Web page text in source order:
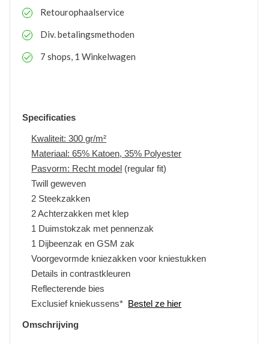
Retourophaalservice
Div. betalingsmethoden
7 shops, 1 Winkelwagen
Specificaties
Kwaliteit: 300 gr/m²
Materiaal: 65% Katoen, 35% Polyester
Pasvorm: Recht model (regular fit)
Twill geweven
2 Steekzakken
2 Achterzakken met klep
1 Duimstokzak met pennenzak
1 Dijbeenzak en GSM zak
Voorgevormde kniezakken voor kniestukken
Details in contrastkleuren
Reflecterende bies
Exclusief kniekussens* Bestel ze hier
Omschrijving